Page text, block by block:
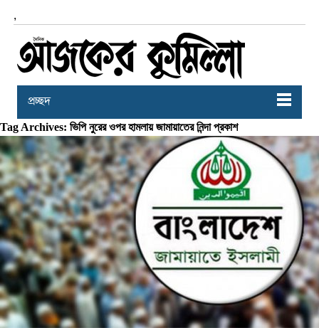
,
প্রচ্ছদ
Tag Archives: ভিপি নুরের ওপর হামলায় জামায়াতের নিন্দা প্রকাশ